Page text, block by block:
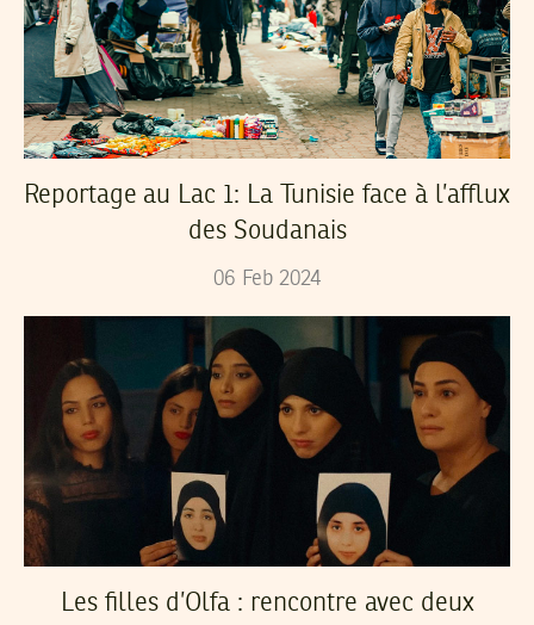
Reportage au Lac 1: La Tunisie face à l’afflux
des Soudanais
06 Feb 2024
Les filles d’Olfa : rencontre avec deux